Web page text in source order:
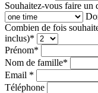
Souhaitez-vous faire un
Combien de fois
inclus)*
Prénom*
Nom de famille*
Email *
Téléphone